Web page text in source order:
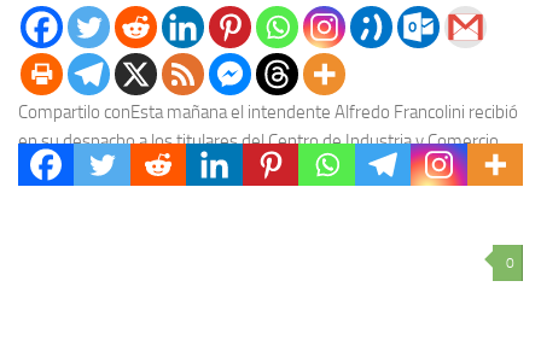
Compartilo conEsta mañana el intendente Alfredo Francolini recibió
en su despacho a los titulares del Centro de Industria y Comercio,
Diego Lago, y de Hoteleros...
0